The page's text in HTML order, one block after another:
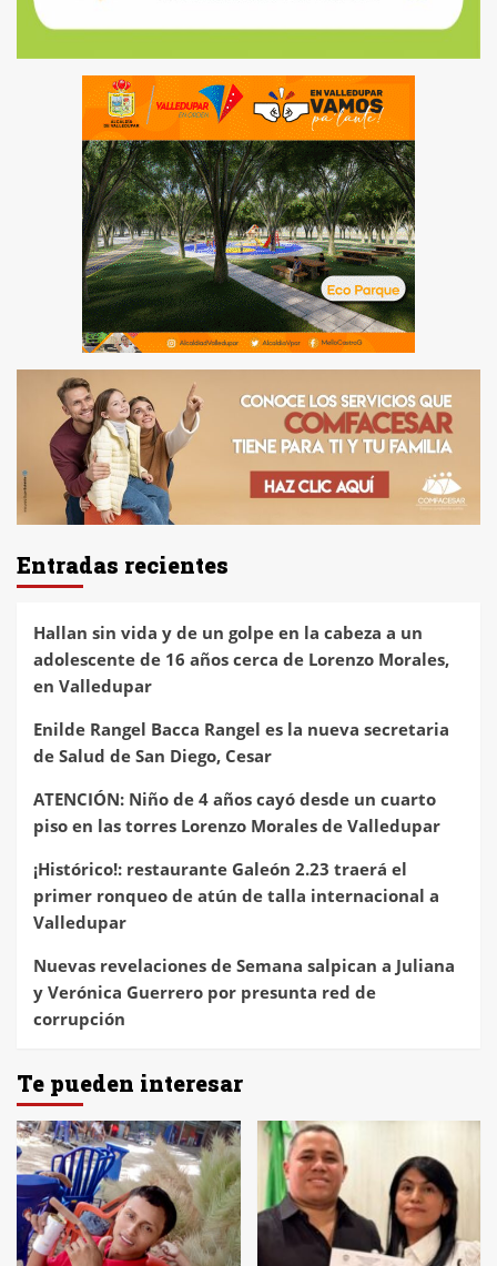
Entradas recientes
Hallan sin vida y de un golpe en la cabeza a un
adolescente de 16 años cerca de Lorenzo Morales,
en Valledupar
Enilde Rangel Bacca Rangel es la nueva secretaria
de Salud de San Diego, Cesar
ATENCIÓN: Niño de 4 años cayó desde un cuarto
piso en las torres Lorenzo Morales de Valledupar
¡Histórico!: restaurante Galeón 2.23 traerá el
primer ronqueo de atún de talla internacional a
Valledupar
Nuevas revelaciones de Semana salpican a Juliana
y Verónica Guerrero por presunta red de
corrupción
Te pueden interesar